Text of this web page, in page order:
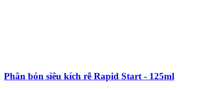
Phân bón siêu kích rễ Rapid Start - 125ml